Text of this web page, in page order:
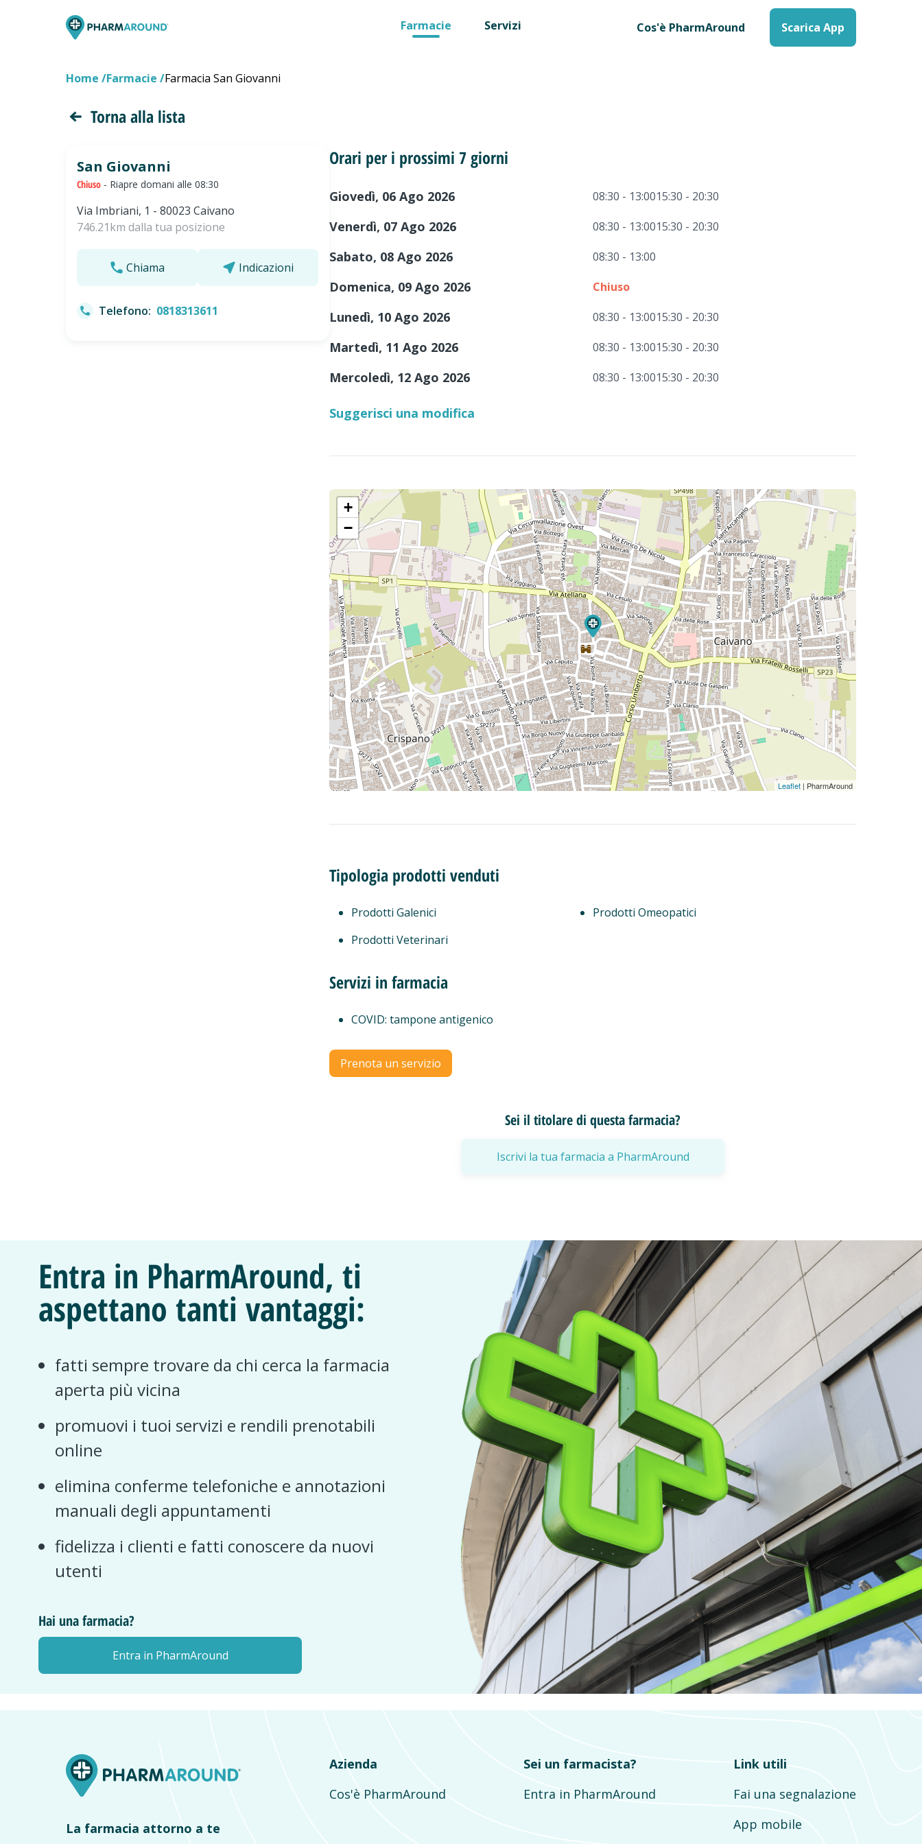
Farmacie Servizi Cos'è PharmAround Scarica App
Home Farmacie Farmacia San Giovanni
Torna alla lista
San Giovanni
Chiuso - Riapre domani alle 08:30
Via Imbriani, 1 - 80023 Caivano
746.21km dalla tua posizione
Chiama Indicazioni
Telefono: 0818313611
Orari per i prossimi 7 giorni
Giovedì, 06 Ago 2026 08:30 - 13:0015:30 - 20:30
Venerdì, 07 Ago 2026 08:30 - 13:0015:30 - 20:30
Sabato, 08 Ago 2026 08:30 - 13:00
Domenica, 09 Ago 2026 Chiuso
Lunedì, 10 Ago 2026 08:30 - 13:0015:30 - 20:30
Martedì, 11 Ago 2026 08:30 - 13:0015:30 - 20:30
Mercoledì, 12 Ago 2026 08:30 - 13:0015:30 - 20:30
Suggerisci una modifica
+
−
Leaflet | PharmAround
Tipologia prodotti venduti
Prodotti Galenici
Prodotti Omeopatici
Prodotti Veterinari
Servizi in farmacia
COVID: tampone antigenico
Prenota un servizio
Sei il titolare di questa farmacia?
Iscrivi la tua farmacia a PharmAround
Entra in PharmAround, ti
aspettano tanti vantaggi:
fatti sempre trovare da chi cerca la farmacia
aperta più vicina
promuovi i tuoi servizi e rendili prenotabili
online
elimina conferme telefoniche e annotazioni
manuali degli appuntamenti
fidelizza i clienti e fatti conoscere da nuovi
utenti
Hai una farmacia?
Entra in PharmAround
La farmacia attorno a te
Azienda
Cos'è PharmAround
Sei un farmacista?
Entra in PharmAround
Link utili
Fai una segnalazione
App mobile